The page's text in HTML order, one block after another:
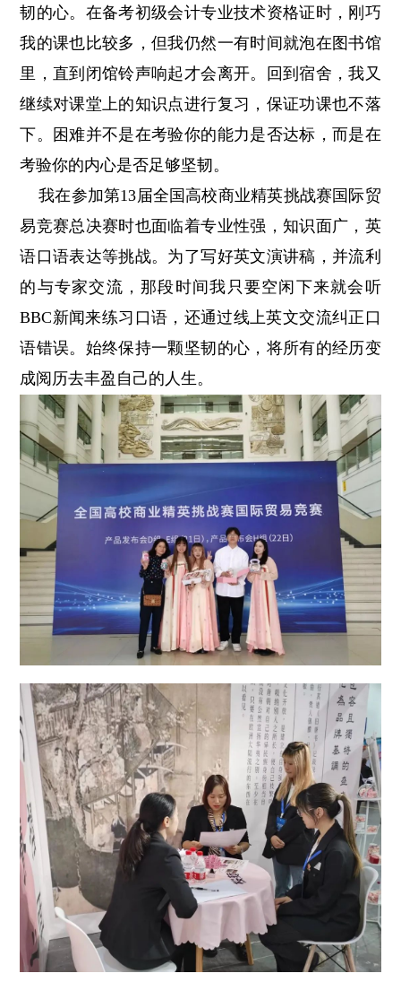
韧的心。在备考初级会计专业技术资格证时，刚巧
我的课也比较多，但我仍然一有时间就泡在图书馆
里，直到闭馆铃声响起才会离开。回到宿舍，我又
继续对课堂上的知识点进行复习，保证功课也不落
下。困难并不是在考验你的能力是否达标，而是在
考验你的内心是否足够坚韧。
我在参加第13届全国高校商业精英挑战赛国际贸
易竞赛总决赛时也面临着专业性强，知识面广，英
语口语表达等挑战。为了写好英文演讲稿，并流利
的与专家交流，那段时间我只要空闲下来就会听
BBC新闻来练习口语，还通过线上英文交流纠正口
语错误。始终保持一颗坚韧的心，将所有的经历变
成阅历去丰盈自己的人生。